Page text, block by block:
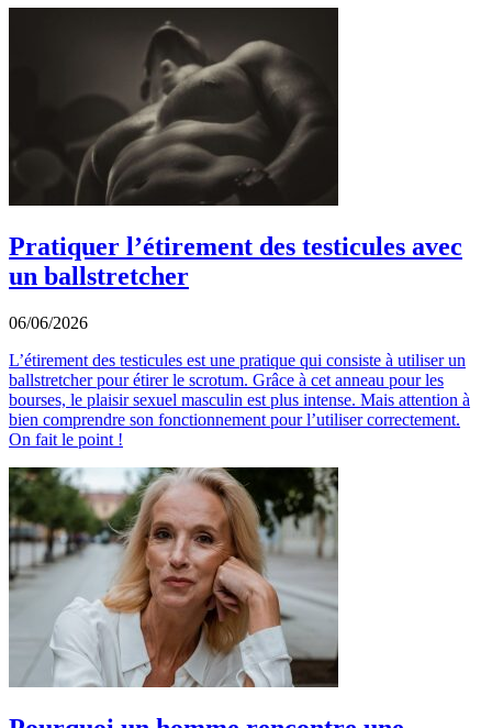
Pratiquer l’étirement des testicules avec
un ballstretcher
06/06/2026
L’étirement des testicules est une pratique qui consiste à utiliser un
ballstretcher pour étirer le scrotum. Grâce à cet anneau pour les
bourses, le plaisir sexuel masculin est plus intense. Mais attention à
bien comprendre son fonctionnement pour l’utiliser correctement.
On fait le point !